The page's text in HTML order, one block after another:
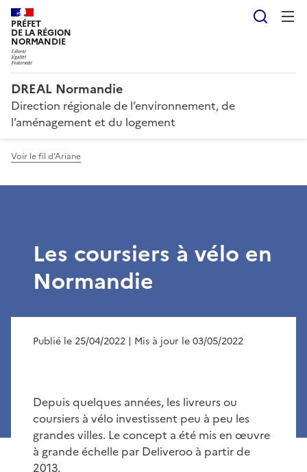
PRÉFET
DE LA RÉGION
NORMANDIE
DREAL Normandie
Direction régionale de l’environnement, de
l’aménagement et du logement
Voir le fil d'Ariane
Les coursiers à vélo en
Normandie
Publié le 25/04/2022 | Mis à jour le 03/05/2022
Depuis quelques années, les livreurs ou
coursiers à vélo investissent peu à peu les
grandes villes. Le concept a été mis en œuvre
à grande échelle par Deliveroo à partir de
2013.